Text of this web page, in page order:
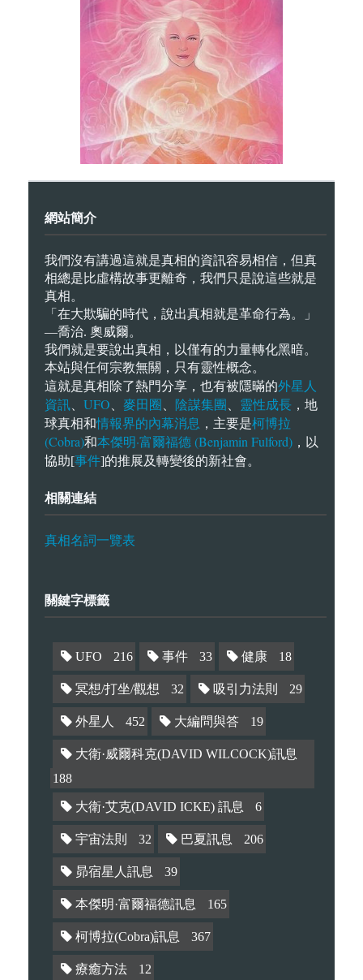
網站簡介
我們沒有講過這就是真相的資訊容易相信，但真
相總是比虛構故事更離奇，我們只是說這些就是
真相。
「在大欺騙的時代，說出真相就是革命行為。」
—喬治. 奧威爾。
我們就是要說出真相，以僅有的力量轉化黑暗。
本站與任何宗教無關，只有靈性概念。
這就是真相除了熱門分享，也有被隱暪的外星人
資訊
UFO 麥田圈 陰謀集團 靈性成長 ，地
球真相和情報界的內幕消息 ，主要是柯博拉
(Cobra)和本傑明·富爾福德 (Benjamin Fulford) ，以
協助[事件]的推展及轉變後的新社會。
相關連結
真相名詞一覽表
關鍵字標籤
UFO 216 事件 33 健康 18
冥想/打坐/觀想 32 吸引力法則 29
外星人 452 大編問與答 19
大衛·威爾科克(DAVID WILCOCK)訊息
188
大衛·艾克(DAVID ICKE) 訊息 6
宇宙法則 32 巴夏訊息 206
昴宿星人訊息 39
本傑明·富爾福德訊息 165
柯博拉(Cobra)訊息 367
療癒方法 12